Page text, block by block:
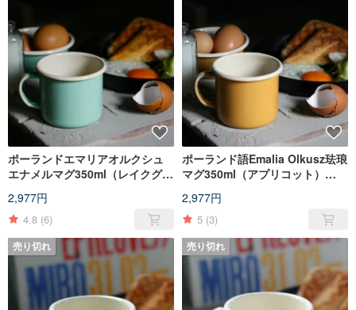
ポーランドエマリアオルクシュ
エナメルマグ350ml（レイクグリ
2,977円
4.8 (6)
ポーランド語Emalia Olkusz珐琅
マグ350ml（アプリコット）
2,977円
5 (3)
売り切れ 売り切れ